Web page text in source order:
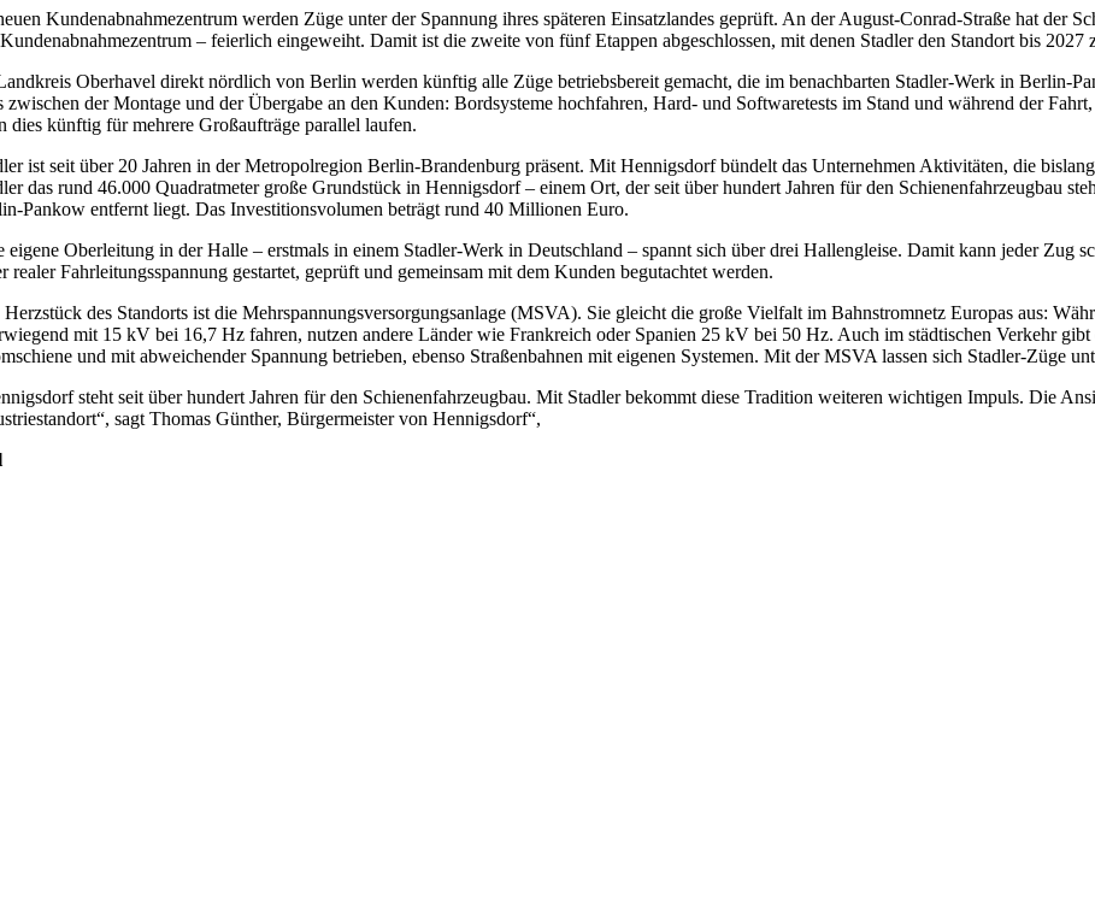
Kundenabnahmezentrum werden Züge unter der Spannung ihres späteren Einsatzlandes geprüft. An der August-Conrad-Straße hat der
– feierlich eingeweiht. Damit ist die zweite von fünf Etappen abgeschlossen, mit denen Stadler den Standort bis
Oberhavel direkt nördlich von Berlin werden künftig alle Züge betriebsbereit gemacht, die im benachbarten Stadler-Werk in Berlin-
zwischen der Montage und der Übergabe an den Kunden: Bordsysteme hochfahren, Hard- und Softwaretests im Stand und während der
dies künftig für mehrere Großaufträge parallel laufen.
ist seit über 20 Jahren in der Metropolregion Berlin-Brandenburg präsent. Mit Hennigsdorf bündelt das Unternehmen Aktivitäten, die
das rund 46.000 Quadratmeter große Grundstück in Hennigsdorf – einem Ort, der seit über hundert Jahren für den Schienenfahrzeugbau
Pankow entfernt liegt. Das Investitionsvolumen beträgt rund 40 Millionen Euro.
eigene Oberleitung in der Halle – erstmals in einem Stadler-Werk in Deutschland – spannt sich über drei Hallengleise. Damit kann jeder Zug
realer Fahrleitungsspannung gestartet, geprüft und gemeinsam mit dem Kunden begutachtet werden.
Herzstück des Standorts ist die Mehrspannungsversorgungsanlage (MSVA). Sie gleicht die große Vielfalt im Bahnstromnetz Europas aus:
mit 15 kV bei 16,7 Hz fahren, nutzen andere Länder wie Frankreich oder Spanien 25 kV bei 50 Hz. Auch im städtischen Verkehr
und mit abweichender Spannung betrieben, ebenso Straßenbahnen mit eigenen Systemen. Mit der MSVA lassen sich Stadler-Züge
steht seit über hundert Jahren für den Schienenfahrzeugbau. Mit Stadler bekommt diese Tradition weiteren wichtigen Impuls. Die
sagt Thomas Günther, Bürgermeister von Hennigsdorf“,